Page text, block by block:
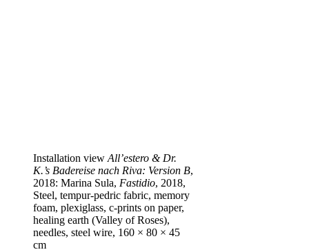
Installation view All’estero & Dr.
K.’s Badereise nach Riva: Version B,
2018: Marina Sula, Fastidio, 2018,
Steel, tempur-pedric fabric, memory
foam, plexiglass, c‑prints on paper,
healing earth (Valley of Roses),
needles, steel wire, 160 × 80 × 45
cm